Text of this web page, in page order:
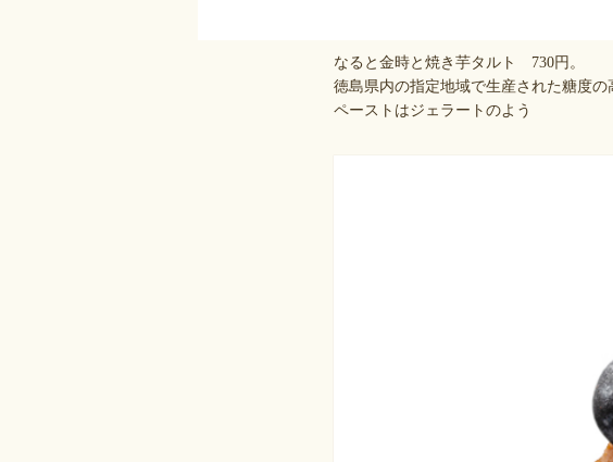
なると金時と焼き芋タルト 730円。
徳島県内の指定地域で生産された糖度
ペーストはジェラートのよう